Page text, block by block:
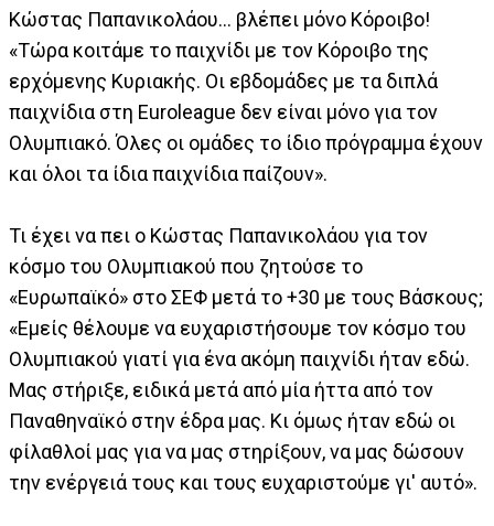
Κώστας Παπανικολάου... βλέπει μόνο Κόροιβο!
«Τώρα κοιτάμε το παιχνίδι με τον Κόροιβο της
ερχόμενης Κυριακής. Οι εβδομάδες με τα διπλά
παιχνίδια στη Euroleague δεν είναι μόνο για τον
Ολυμπιακό. Όλες οι ομάδες το ίδιο πρόγραμμα έχουν
και όλοι τα ίδια παιχνίδια παίζουν».
Τι έχει να πει ο Κώστας Παπανικολάου για τον
κόσμο του Ολυμπιακού που ζητούσε το
«Ευρωπαϊκό» στο ΣΕΦ μετά το +30 με τους Βάσκους;
«Εμείς θέλουμε να ευχαριστήσουμε τον κόσμο του
Ολυμπιακού γιατί για ένα ακόμη παιχνίδι ήταν εδώ.
Μας στήριξε, ειδικά μετά από μία ήττα από τον
Παναθηναϊκό στην έδρα μας. Κι όμως ήταν εδώ οι
φίλαθλοί μας για να μας στηρίξουν, να μας δώσουν
την ενέργειά τους και τους ευχαριστούμε γι' αυτό».